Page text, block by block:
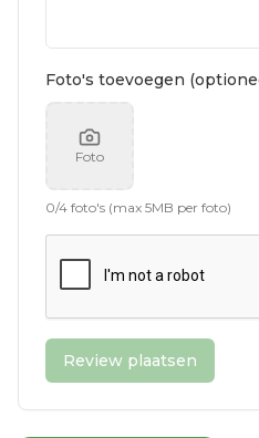
Foto's toevoegen
Foto
0/4 foto's (max 5MB per foto)
Review plaatsen